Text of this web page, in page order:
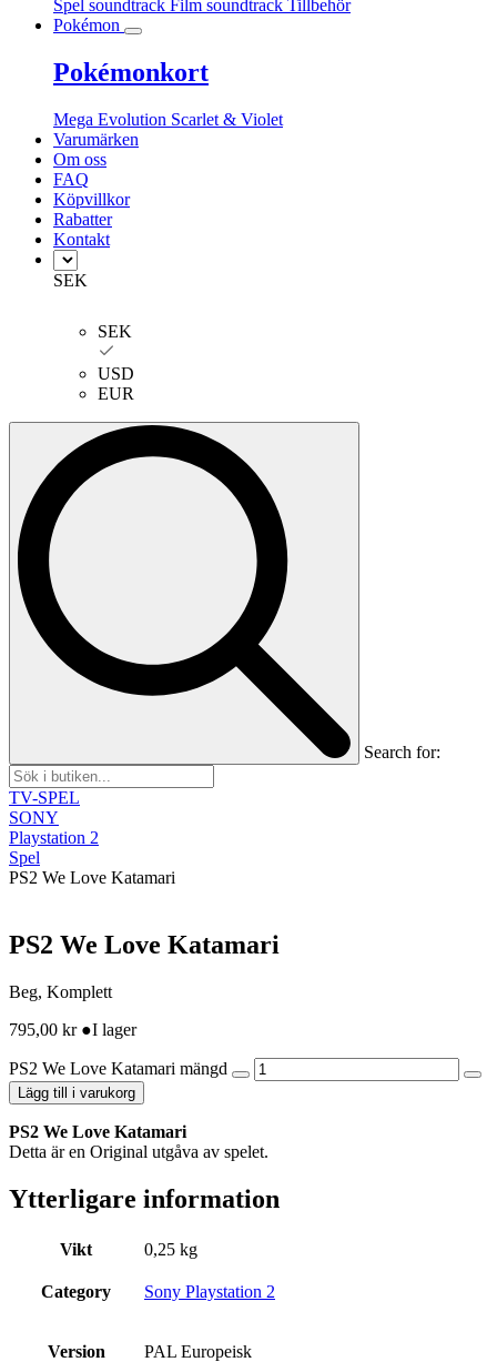
Spel soundtrack Film soundtrack Tillbehör
Pokémon
Pokémonkort
Mega Evolution Scarlet & Violet
Varumärken
Om oss
FAQ
Köpvillkor
Rabatter
Kontakt
SEK
SEK
USD
EUR
Search for:
TV-SPEL
SONY
Playstation 2
Spel
PS2 We Love Katamari
PS2 We Love Katamari
Beg, Komplett
795,00 kr ●I lager
PS2 We Love Katamari mängd
Lägg till i varukorg
PS2 We Love Katamari
Detta är en Original utgåva av spelet.
Ytterligare information
Vikt 0,25 kg
Category Sony Playstation 2
Version PAL Europeisk